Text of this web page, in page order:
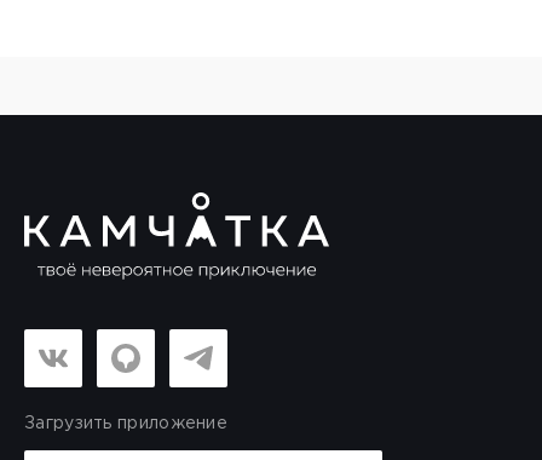
Загрузить приложение